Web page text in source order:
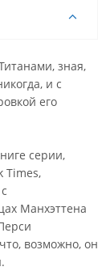
зная,
и с
его
серии,
Times,
Манхэттена
возможно, он